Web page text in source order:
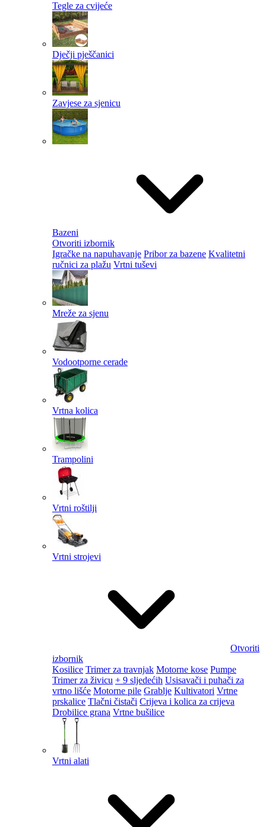
Tegle za cvijeće
Dječji pješčanici
Zavjese za sjenicu
Bazeni
Otvoriti izbornik
Igračke na napuhavanje Pribor za bazene Kvalitetni
ručnici za plažu Vrtni tuševi
Mreže za sjenu
Vodootporne cerade
Vrtna kolica
Trampolini
Vrtni roštilji
Vrtni strojevi
Otvoriti
izbornik
Kosilice Trimer za travnjak Motorne kose Pumpe
Trimer za živicu + 9 sljedećih Usisavači i puhači za
vrtno lišće Motorne pile Grablje Kultivatori Vrtne
prskalice Tlačni čistači Crijeva i kolica za crijeva
Drobilice grana Vrtne bušilice
Vrtni alati